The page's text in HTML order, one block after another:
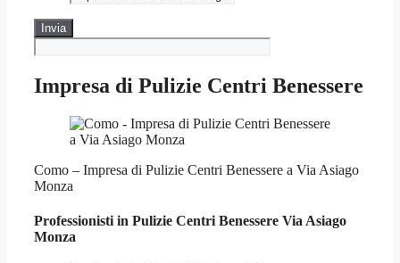
Impresa di Pulizie Centri Benessere
Como – Impresa di Pulizie Centri Benessere a Via Asiago
Monza
Professionisti in Pulizie Centri Benessere Via Asiago
Monza